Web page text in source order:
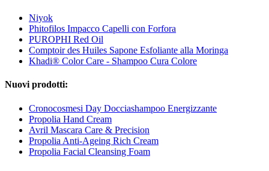
Niyok
Phitofilos Impacco Capelli con Forfora
PUROPHI Red Oil
Comptoir des Huiles Sapone Esfoliante alla Moringa
Khadi® Color Care - Shampoo Cura Colore
Nuovi prodotti:
Cronocosmesi Day Docciashampoo Energizzante
Propolia Hand Cream
Avril Mascara Care & Precision
Propolia Anti-Ageing Rich Cream
Propolia Facial Cleansing Foam